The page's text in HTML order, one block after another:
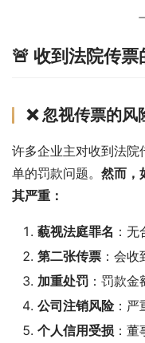
🚨 收到法院传票
❌ 忽视传票的风
许多企业主对收到法院
单的罚款问题。 然而，
其严重：
藐视法庭罪名 ：
第二张传票 ：会
加重处罚 ：罚款
公司注销风险：严
个人信用受损 ：